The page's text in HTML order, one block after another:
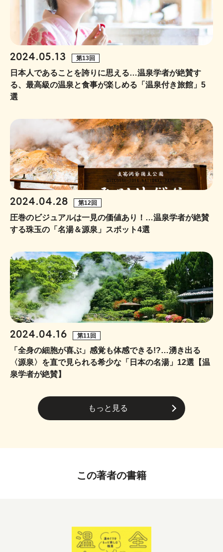
2024.05.13 第13回
日本人であることを誇りに思える…温泉学者が絶賛す
る、最高級の温泉と食事が楽しめる「温泉付き旅館」5
選
2024.04.28 第12回
圧巻のビジュアルは一見の価値あり！…温泉学者が絶賛
する珠玉の「名湯＆源泉」スポット4選
2024.04.16 第11回
「全身の細胞が喜ぶ」感覚も体感できる!?…湧き出る
〈源泉〉を直で見られる希少な「日本の名湯」12選【温
泉学者が絶賛】
もっと見る
この著者の書籍